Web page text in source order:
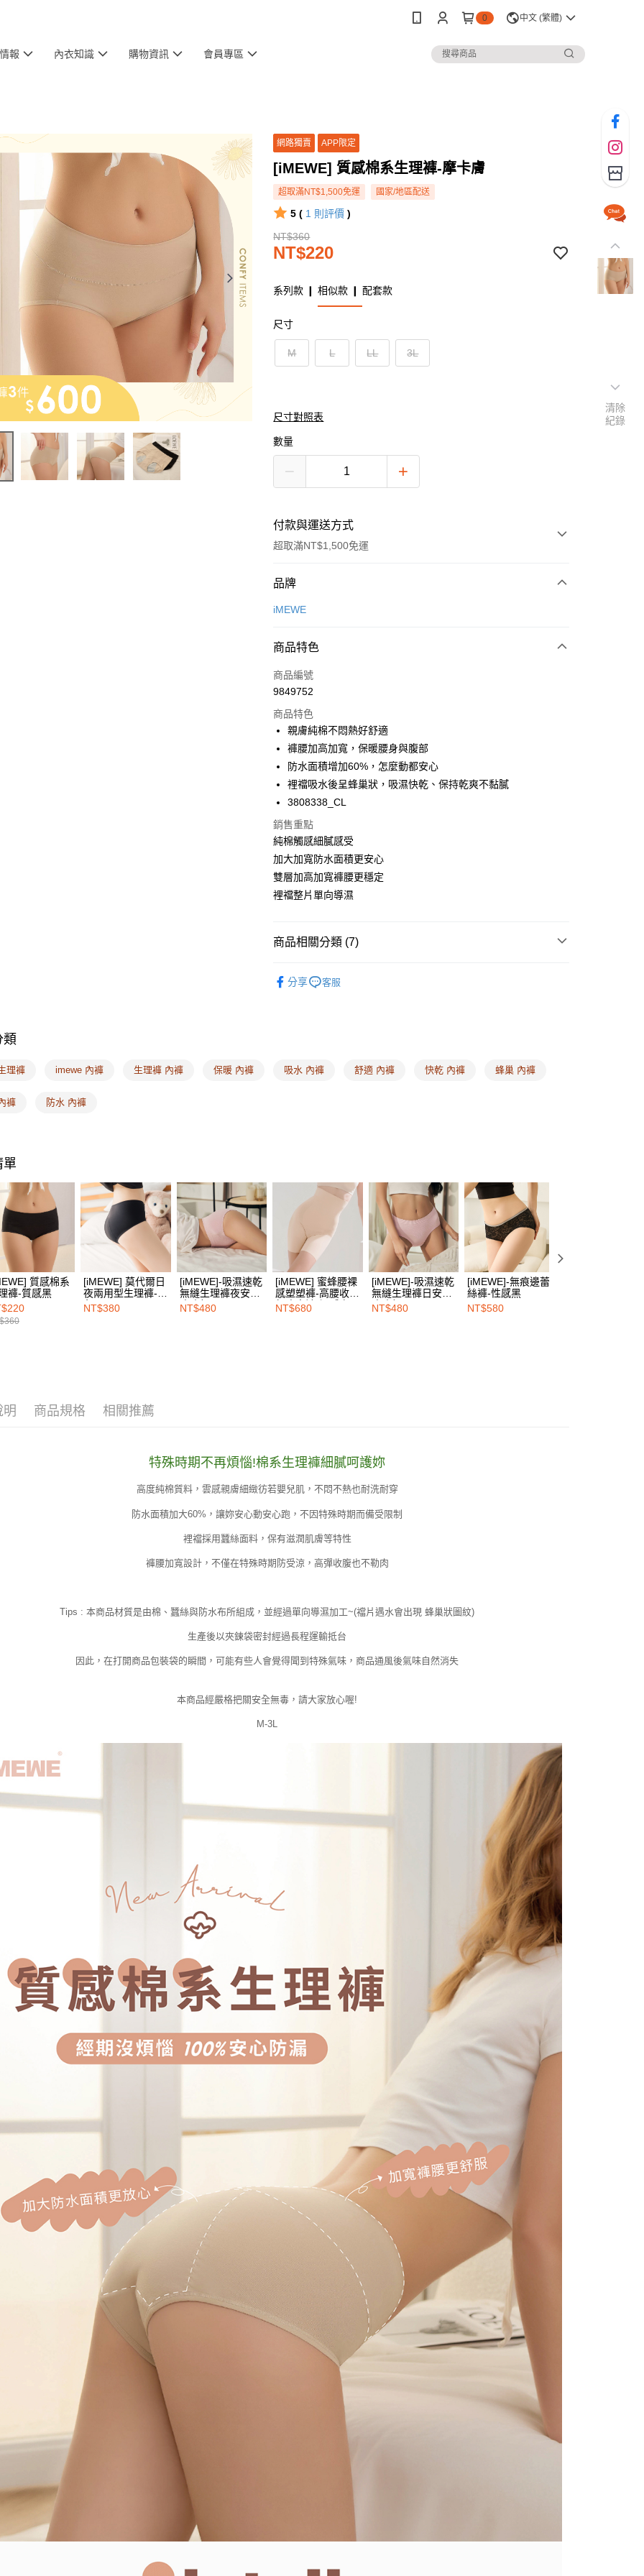
0 中文 (繁體)
報 內衣知識 購物資訊 會員專區
網路獨賣 APP限定
[iMEWE] 質感棉系生理褲-摩卡膚
超取滿NT$1,500免運 國家/地區配送
5 ( 1 則評價 )
NT$360
NT$220
系列款 ❙ 相似款 ❙ 配套款
尺寸
M L LL 3L
尺寸對照表
數量
付款與運送方式
超取滿NT$1,500免運
付款方式
信用卡一次付款
Apple Pay
悠遊付
Google Pay
全支付
AFTEE先享後付
相關說明
【關於「AFTEE先享後付」】
AFTEE先享後付是「在收到商品之後才付款」的支付方式。 讓您購物簡單
便利好安心！
１．簡單：不需註冊會員、不需綁卡、不需儲值。
【「AFTEE先享後付」結帳流程】
２．訂單成立數日內，您將收到繳費通知簡訊。
是否繳費成功／繳費後需取消欲退款等相關疑問，請聯繫「AFTEE先享後
３．未成年的使用者請事先徵得法定代理人或監護人之同意方可使用
「AFTEE先享後付」，若未經同意申辦者引起之損失，本公司不負相關責
任。
４．使用「AFTEE先享後付」時，將依據個別帳號之用戶狀況，依本公司
即時審查核予不同之上限額度；若仍有額度不足之情形，本公司將視審查
結果請求用戶進行身份認證。
５．嚴禁一人註冊多個帳號或使用他人資訊註冊。若發現惡意使用之情
形，恩沛科技股份有限公司將有權停止該用戶之使用額度並採取法律行
動。
ATM付款
全家取付
付款後全家取貨
付款後7-11取貨
免運費
海外配送 查看運費
品牌
iMEWE
商品特色
商品編號
9849752
商品特色
親膚純棉不悶熱好舒適
褲腰加高加寬，保暖腰身與腹部
防水面積增加60%，怎麼動都安心
裡襠吸水後呈蜂巢狀，吸濕快乾、保持乾爽不黏膩
3808338_CL
銷售重點
純棉觸感細膩感受
加大加寬防水面積更安心
雙層加高加寬褲腰更穩定
裡襠整片單向導濕
商品相關分類 (7)
❙ APP獨享折扣 ❙
分享 客服
類
理褲 imewe 內褲 生理褲 內褲 保暖 內褲 吸水 內褲 舒適 內褲 快乾 內褲 蜂巢 內褲
褲 防水 內褲
單
質感棉系
褲-質感黑
[iMEWE] 莫代爾日
夜兩用型生理褲-黑
色
NT$380
[iMEWE]-吸濕速乾
無縫生理褲夜安型-
玫瑰粉
NT$480
[iMEWE] 蜜蜂腰裸
感塑塑褲-高腰收腹
無痕束褲-裸感膚
NT$680
[iMEWE]-吸濕速乾
無縫生理褲日安型-
玫瑰粉
NT$480
[iMEWE]-無痕邊蕾
絲褲-性感黑
NT$580
明 商品規格 相關推薦
特殊時期不再煩惱!棉系生理褲細膩呵護妳
高度純棉質料，雲感親膚細緻彷若嬰兒肌，不悶不熱也耐洗耐穿
防水面積加大60%，讓妳安心動安心跑，不因特殊時期而備受限制
裡襠採用蠶絲面料，保有滋潤肌膚等特性
褲腰加寬設計，不僅在特殊時期防受涼，高彈收腹也不勒肉
Tips : 本商品材質是由棉、蠶絲與防水布所組成，並經過單向導濕加工~(襠片遇水會出現 蜂巢狀圖紋)
生產後以夾鍊袋密封經過長程運輸抵台
因此，在打開商品包裝袋的瞬間，可能有些人會覺得聞到特殊氣味，商品通風後氣味自然消失
本商品經嚴格把關安全無毒，請大家放心喔!
M-3L
清除
紀錄